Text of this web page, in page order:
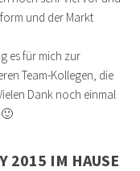
und der Markt
es für mich zur
Team-Kollegen, die
Dank noch einmal
2015 IM HAUSE